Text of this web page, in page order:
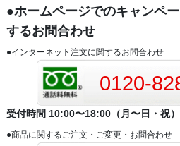
●ホームページでのキャンペ
するお問合わせ
●インターネット注文に関するお問合わせ
0120-
受付時間 10:00〜18:00（月〜日・祝）
●商品に関するご注文・ご変更・お問合わせ